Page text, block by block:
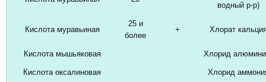
водный р-р)
Кислота муравьиная
25 и
более
+ Хлорат
Кислота мышьяковая Хлорид
Кислота оксалиновая Хлорид